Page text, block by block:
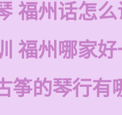
福州话怎
福州哪家
筝的琴行有